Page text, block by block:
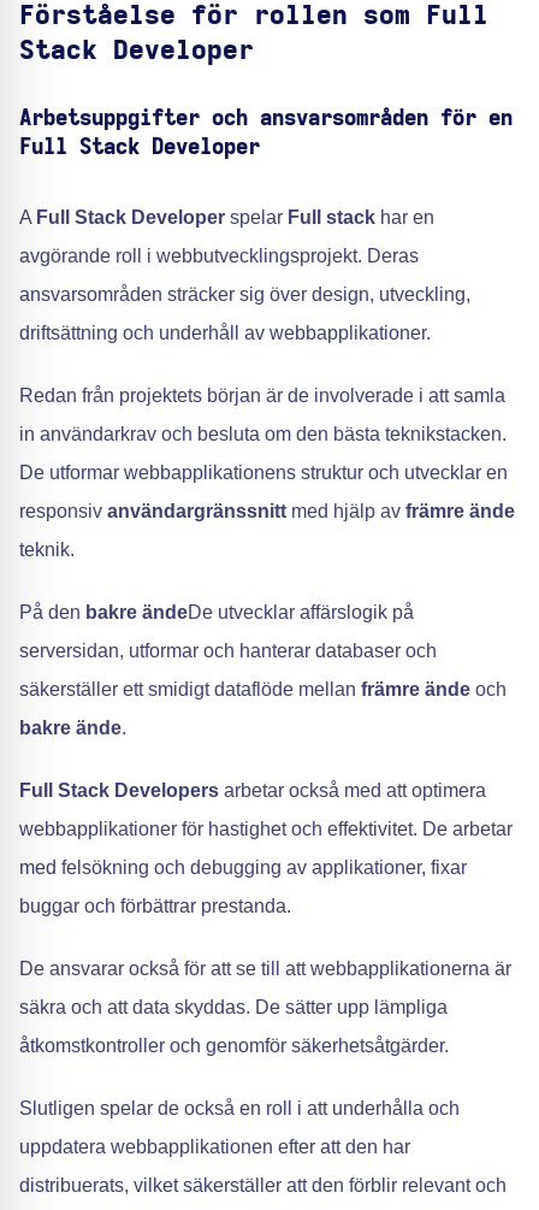
Förståelse för rollen som Full
Stack Developer
Arbetsuppgifter och ansvarsområden för en
Full Stack Developer
A Full Stack Developer spelar Full stack har en
avgörande roll i webbutvecklingsprojekt. Deras
ansvarsområden sträcker sig över design, utveckling,
driftsättning och underhåll av webbapplikationer.
Redan från projektets början är de involverade i att samla
in användarkrav och besluta om den bästa teknikstacken.
De utformar webbapplikationens struktur och utvecklar en
responsiv användargränssnitt med hjälp av främre ände
teknik.
På den bakre ändeDe utvecklar affärslogik på
serversidan, utformar och hanterar databaser och
säkerställer ett smidigt dataflöde mellan främre ände och
bakre ände.
Full Stack Developers arbetar också med att optimera
webbapplikationer för hastighet och effektivitet. De arbetar
med felsökning och debugging av applikationer, fixar
buggar och förbättrar prestanda.
De ansvarar också för att se till att webbapplikationerna är
säkra och att data skyddas. De sätter upp lämpliga
åtkomstkontroller och genomför säkerhetsåtgärder.
Slutligen spelar de också en roll i att underhålla och
uppdatera webbapplikationen efter att den har
distribuerats, vilket säkerställer att den förblir relevant och